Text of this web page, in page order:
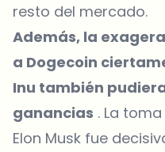
resto del mercado.
Además, la
a Dogecoin
Inu también
ganancias . La
Elon Musk fue